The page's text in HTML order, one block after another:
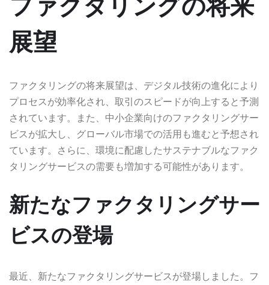
展望
ファクタリングの将来展望は、デジタル技術の進化により
プロセスが効率化され、取引のスピードが向上すると予測
されています。また、中小企業向けのファクタリングサー
ビスが拡大し、グローバル市場での活用も進むと予想され
ています。さらに、環境に配慮したサステナブルなファク
タリングサービスの需要も増加する可能性があります。
新たなファクタリングサー
ビスの登場
最近、新たなファクタリングサービスが登場しました。フ